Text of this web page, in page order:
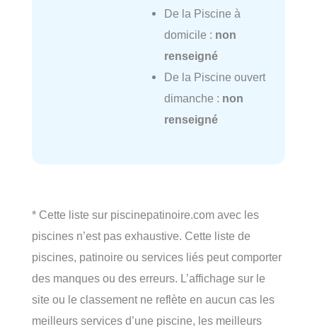
De la Piscine à
domicile : non
renseigné
De la Piscine ouvert
dimanche : non
renseigné
* Cette liste sur piscinepatinoire.com avec les
piscines n’est pas exhaustive. Cette liste de
piscines, patinoire ou services liés peut comporter
des manques ou des erreurs. L’affichage sur le
site ou le classement ne reflète en aucun cas les
meilleurs services d’une piscine, les meilleurs